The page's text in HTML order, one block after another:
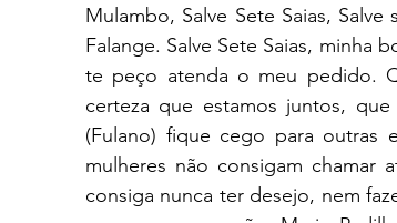
Mulambo, Salve Sete Saias,
Falange. Salve Sete Saias, minha
te peço atenda o meu pedido.
certeza que estamos juntos,
(Fulano) fique cego para outras
mulheres não consigam chamar
consiga nunca ter desejo, nem